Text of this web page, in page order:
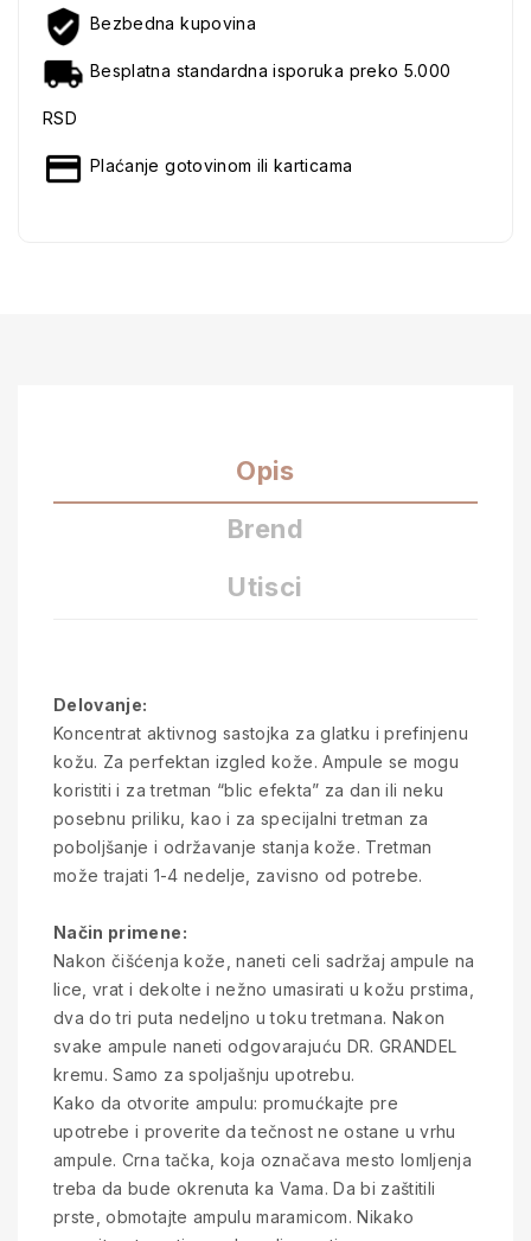
Bezbedna kupovina
Besplatna standardna isporuka preko 5.000
RSD
Plaćanje gotovinom ili karticama
Opis
Brend
Utisci
Delovanje:
Koncentrat aktivnog sastojka za glatku i prefinjenu
kožu. Za perfektan izgled kože. Ampule se mogu
koristiti i za tretman “blic efekta” za dan ili neku
posebnu priliku, kao i za specijalni tretman za
poboljšanje i održavanje stanja kože. Tretman
može trajati 1-4 nedelje, zavisno od potrebe.
Način primene:
Nakon čišćenja kože, naneti celi sadržaj ampule na
lice, vrat i dekolte i nežno umasirati u kožu prstima,
dva do tri puta nedeljno u toku tretmana. Nakon
svake ampule naneti odgovarajuću DR. GRANDEL
kremu. Samo za spoljašnju upotrebu.
Kako da otvorite ampulu: promućkajte pre
upotrebe i proverite da tečnost ne ostane u vrhu
ampule. Crna tačka, koja označava mesto lomljenja
treba da bude okrenuta ka Vama. Da bi zaštitili
prste, obmotajte ampulu maramicom. Nikako